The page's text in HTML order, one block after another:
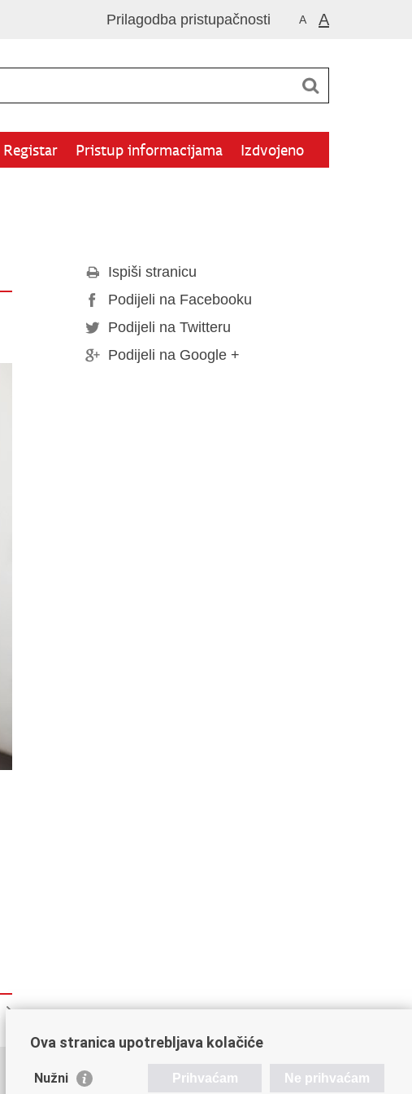
A A
Prilagodba pristupačnosti
Registar Pristup informacijama
Izdvojeno
Ispiši stranicu
Podijeli na Facebooku
Podijeli na Twitteru
Podijeli na Google +
Korisne poveznice
Ova stranica upotrebljava kolačiće
Nužni Prihvaćam Ne prihvaćam